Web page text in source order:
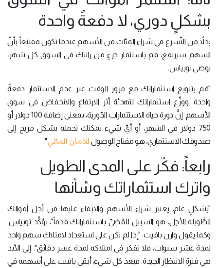
بشكلٍ دوري، لا دفعةً واحدة
بدلاً من التَّسرع في شراء المئات من الأسهم عندما تكون مقتنعاً بأنَّ
السهم سيرتفع، قم باستثمار جزءٍ من راتبك في السوق كل شهر،
يوصي توبياس.
"قم بتنويع استثماراتك مع مرور الوقت عبر عدم الاستثمار دفعةً
واحدة. ووزِّع استثماراتك لتهدئة أثر الارتفاع والانخفاض في سوق
الأسهم. إنَّ دورة حياة الاستثمارات الدَّورية، بمعنى إضافة 100 دولار أو
750 دولار في الشهر، أو أيِّ شيء يمكنك تحمله بشكل مريح إلى
صندوقك الاستثماري، هو مفتاح الوصول للأمان المالي".
رابعاً: فكّر على المدى الطويل
واترك استثماراتك وشأنها
"بشكلٍ عام، يعتبر شراء الأسهم والابقاء عليها من أجل أموالك
الطَّويلة الأجل، هو السبيل للمُضِيِّ باستثماراتك قدماً"، يؤكِّد توبياس.
وكما يقول وارن بافيت: "إذا لم تكن على استعداد لامتلاك سهم واحد
لمدة عشر سنوات، فلا تفكر في امتلاكه لمدة عشر دقائق". إلى الأبد
هي فترة الانتظار الجيدة. فبَعدَ كل شيء، أبقى بافيت على أسهمه في